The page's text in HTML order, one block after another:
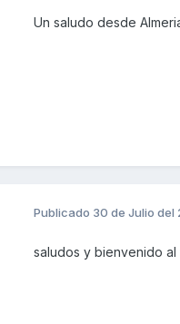
Un saludo desde
Publicado 30 de Julio del
saludos y bienvenido